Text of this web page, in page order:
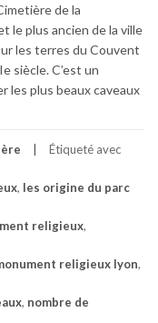
de la
le plus ancien de la ville
les terres du Couvent
siècle. C’est un
les plus beaux caveaux
Étiqueté avec
, les origine du parc
religieux,
religieux lyon,
, nombre de